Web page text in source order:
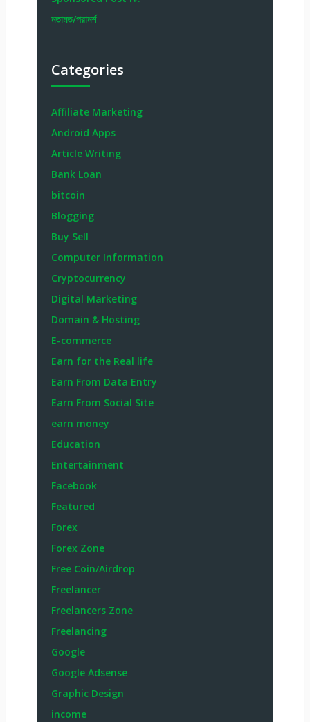
মতামত/পরামর্শ
Categories
Affiliate Marketing
Android Apps
Article Writing
Bank Loan
bitcoin
Blogging
Buy Sell
Computer Information
Cryptocurrency
Digital Marketing
Domain & Hosting
E-commerce
Earn for the Real life
Earn From Data Entry
Earn From Social Site
earn money
Education
Entertainment
Facebook
Featured
Forex
Forex Zone
Free Coin/Airdrop
Freelancer
Freelancers Zone
Freelancing
Google
Google Adsense
Graphic Design
income